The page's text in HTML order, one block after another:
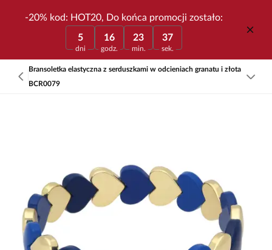
-20% kod: HOT20, Do końca promocji zostało:
5
dni
16
godz.
23
min.
37
sek.
Bransoletka elastyczna z serduszkami w odcieniach granatu i złota
BCR0079